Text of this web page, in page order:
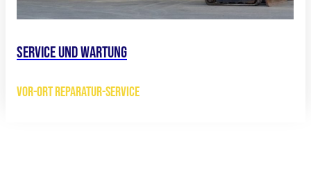
Service und Wartung
VOR-ORT REPARATUR-SERVICE